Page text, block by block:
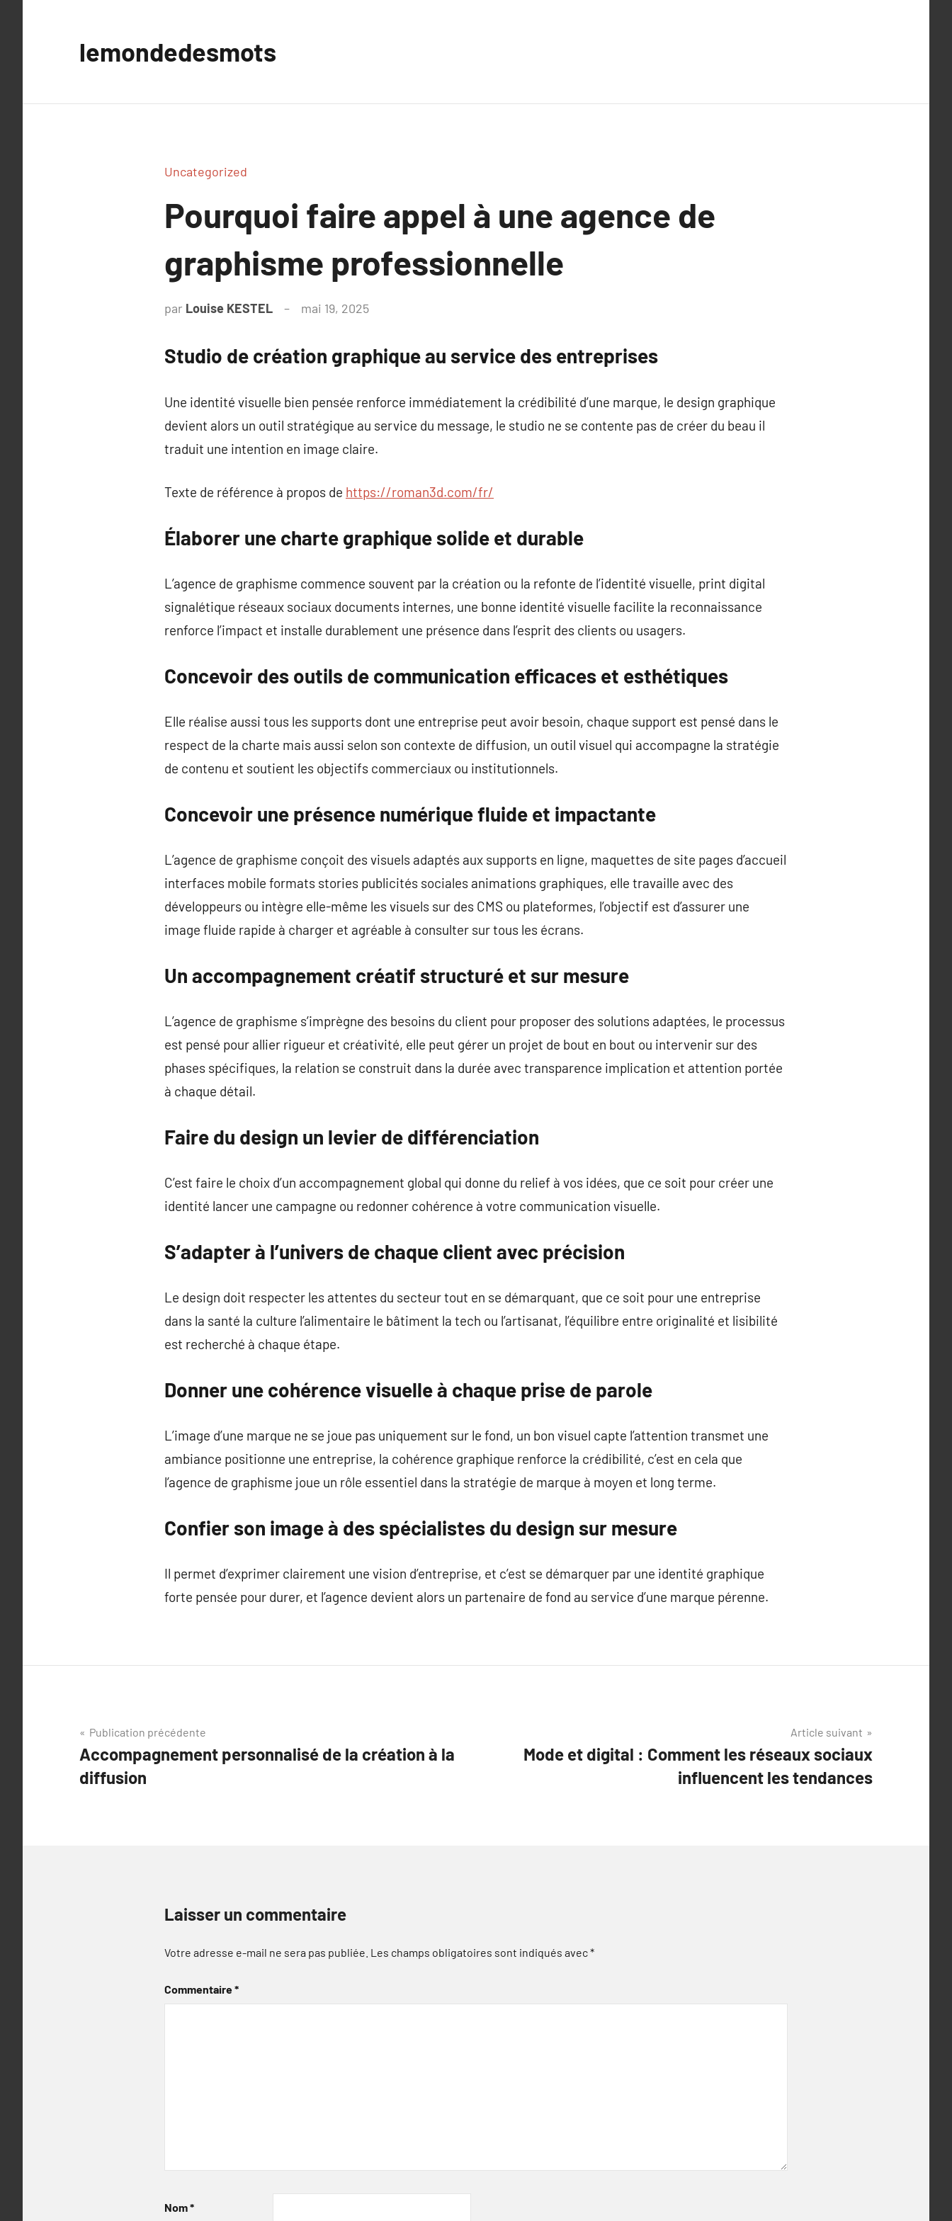
lemondedesmots
Uncategorized
Pourquoi faire appel à une agence de
graphisme professionnelle
par Louise KESTEL mai 19, 2025
Studio de création graphique au service des entreprises
Une identité visuelle bien pensée renforce immédiatement la crédibilité d’une marque, le design graphique
devient alors un outil stratégique au service du message, le studio ne se contente pas de créer du beau il
traduit une intention en image claire.
Texte de référence à propos de https://roman3d.com/fr/
Élaborer une charte graphique solide et durable
L’agence de graphisme commence souvent par la création ou la refonte de l’identité visuelle, print digital
signalétique réseaux sociaux documents internes, une bonne identité visuelle facilite la reconnaissance
renforce l’impact et installe durablement une présence dans l’esprit des clients ou usagers.
Concevoir des outils de communication efficaces et esthétiques
Elle réalise aussi tous les supports dont une entreprise peut avoir besoin, chaque support est pensé dans le
respect de la charte mais aussi selon son contexte de diffusion, un outil visuel qui accompagne la stratégie
de contenu et soutient les objectifs commerciaux ou institutionnels.
Concevoir une présence numérique fluide et impactante
L’agence de graphisme conçoit des visuels adaptés aux supports en ligne, maquettes de site pages d’accueil
interfaces mobile formats stories publicités sociales animations graphiques, elle travaille avec des
développeurs ou intègre elle-même les visuels sur des CMS ou plateformes, l’objectif est d’assurer une
image fluide rapide à charger et agréable à consulter sur tous les écrans.
Un accompagnement créatif structuré et sur mesure
L’agence de graphisme s’imprègne des besoins du client pour proposer des solutions adaptées, le processus
est pensé pour allier rigueur et créativité, elle peut gérer un projet de bout en bout ou intervenir sur des
phases spécifiques, la relation se construit dans la durée avec transparence implication et attention portée
à chaque détail.
Faire du design un levier de différenciation
C’est faire le choix d’un accompagnement global qui donne du relief à vos idées, que ce soit pour créer une
identité lancer une campagne ou redonner cohérence à votre communication visuelle.
S’adapter à l’univers de chaque client avec précision
Le design doit respecter les attentes du secteur tout en se démarquant, que ce soit pour une entreprise
dans la santé la culture l’alimentaire le bâtiment la tech ou l’artisanat, l’équilibre entre originalité et lisibilité
est recherché à chaque étape.
Donner une cohérence visuelle à chaque prise de parole
L’image d’une marque ne se joue pas uniquement sur le fond, un bon visuel capte l’attention transmet une
ambiance positionne une entreprise, la cohérence graphique renforce la crédibilité, c’est en cela que
l’agence de graphisme joue un rôle essentiel dans la stratégie de marque à moyen et long terme.
Confier son image à des spécialistes du design sur mesure
Il permet d’exprimer clairement une vision d’entreprise, et c’est se démarquer par une identité graphique
forte pensée pour durer, et l’agence devient alors un partenaire de fond au service d’une marque pérenne.
Navigation
de
l’article
Publication précédente
Accompagnement personnalisé de la création à la
diffusion
Article suivant
Mode et digital : Comment les réseaux sociaux
influencent les tendances
Laisser un commentaire
Votre adresse e-mail ne sera pas publiée. Les champs obligatoires sont indiqués avec*
Commentaire*
Nom*